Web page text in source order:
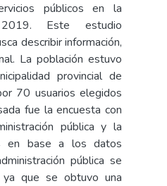
públicos en la
Este estudio
describir información,
La población estuvo
provincial de
70 usuarios elegidos
fue la encuesta con
pública y la
en base a los datos
pública se
que se obtuvo una